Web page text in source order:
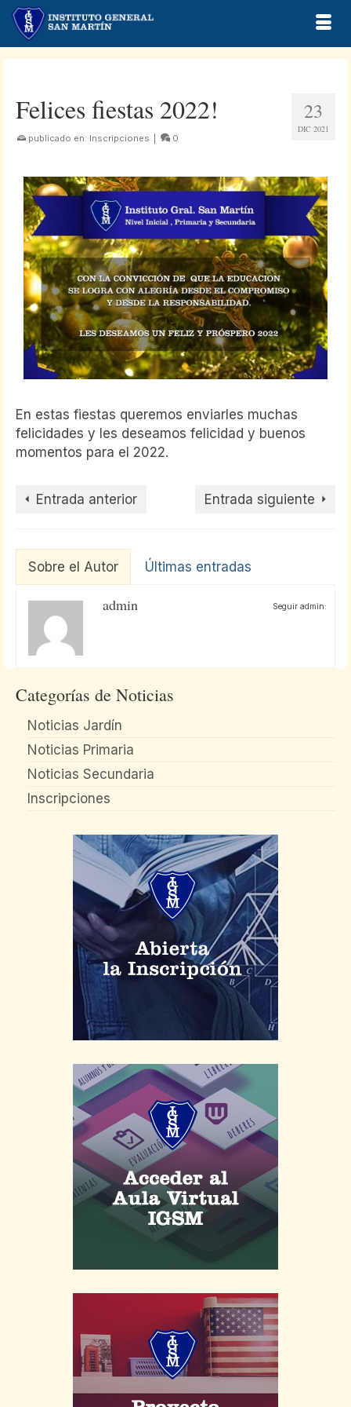
23
DIC 2021
Felices fiestas 2022!
publicado en: Inscripciones 0
En estas fiestas queremos enviarles muchas
felicidades y les deseamos felicidad y buenos
momentos para el 2022.
Entrada anterior Entrada siguiente
Sobre el Autor Últimas entradas
Seguir admin:
admin
Categorías de Noticias
Noticias Jardín
Noticias Primaria
Noticias Secundaria
Inscripciones